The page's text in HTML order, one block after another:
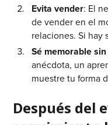
Evita vender: El
de vender en el
relaciones. Si hay
Sé memorable
anécdota, un
muestre tu forma
Después del